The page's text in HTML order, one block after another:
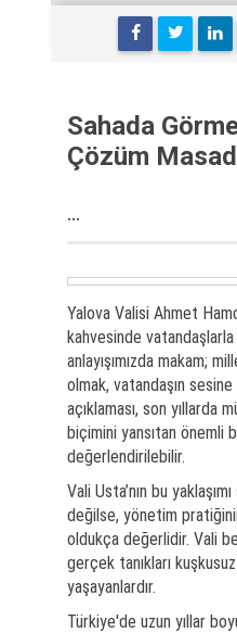
Sahada
Çözüm
...
Yalova Valisi Ahmet
kahvesinde
anlayışımızda makam;
olmak, vatandaşın
açıklaması, son yıllarda
biçimini yansıtan önemli
değerlendirilebilir.
Vali Usta’nın bu
değilse, yönetim
oldukça değerlidir. Vali
gerçek tanıkları
yaşayanlardır.
Türkiye'de uzun yıllar